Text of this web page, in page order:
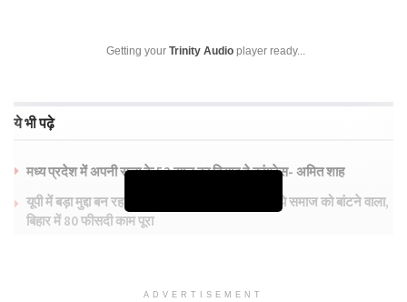
Getting your Trinity Audio player ready...
ये भी पढ़े
मध्य प्रदेश में अपनी सत्ता के 53 साल का हिसाब दे कांग्रेस- अमित शाह
यूपी में बड़ा मुद्दा बन रहा जातीय जनगणना, सरकार बोली- ये समाज को बांटने वाला,
बिहार में 80 फीसदी काम पूरा
ADVERTISEMENT